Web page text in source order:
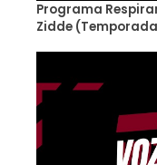
Programa
Zidde